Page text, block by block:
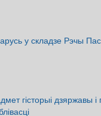
у складзе Рэчы
гісторыі дзяржавы і